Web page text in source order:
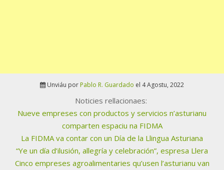
Unviáu por Pablo R. Guardado el 4 Agostu, 2022
Noticies rellacionaes:
Nueve empreses con productos y servicios n’asturianu
comparten espaciu na FIDMA
La FIDMA va contar con un Día de la Llingua Asturiana
“Ye un día d’ilusión, allegría y celebración”, espresa Llera
Cinco empreses agroalimentaries qu’usen l’asturianu van